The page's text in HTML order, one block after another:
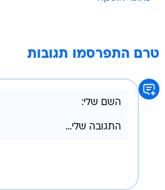
טרם התפרסמו תגובות